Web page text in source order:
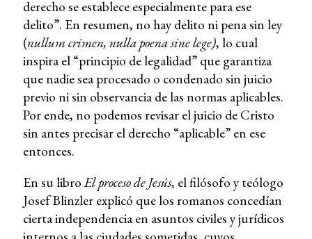
derecho se establece especialmente para ese
delito”. En resumen, no hay delito ni pena sin ley
(nullum crimen, nulla poena sine lege), lo cual
inspira el “principio de legalidad” que garantiza
que nadie sea procesado o condenado sin juicio
previo ni sin observancia de las normas aplicables.
Por ende, no podemos revisar el juicio de Cristo
sin antes precisar el derecho “aplicable” en ese
entonces.
En su libroEl proceso de Jesús, el filósofo y teólogo
Josef Blinzler explicó que los romanos concedían
cierta independencia en asuntos civiles y jurídicos